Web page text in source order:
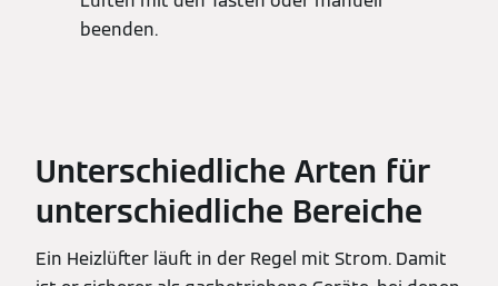
beenden.
Unterschiedliche Arten für
unterschiedliche Bereiche
Ein Heizlüfter läuft in der Regel mit Strom. Damit